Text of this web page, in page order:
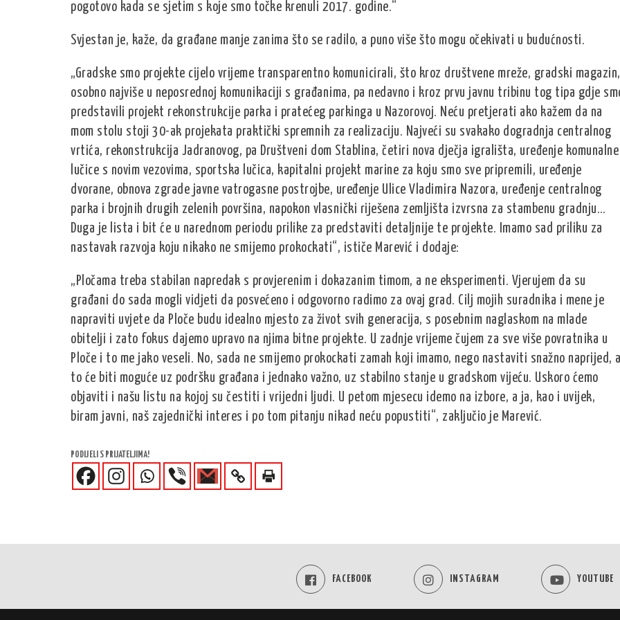
pogotovo kada se sjetim s koje smo točke krenuli 2017. godine.“
Svjestan je, kaže, da građane manje zanima što se radilo, a puno više što mogu očekivati u budućnosti.
„Gradske smo projekte cijelo vrijeme transparentno komunicirali, što kroz društvene mreže, gradski magazin,
osobno najviše u neposrednoj komunikaciji s građanima, pa nedavno i kroz prvu javnu tribinu tog tipa gdje
predstavili projekt rekonstrukcije parka i pratećeg parkinga u Nazorovoj. Neću pretjerati ako kažem da na
mom stolu stoji 30-ak projekata praktički spremnih za realizaciju. Najveći su svakako dogradnja centralnog
vrtića, rekonstrukcija Jadranovog, pa Društveni dom Stablina, četiri nova dječja igrališta, uređenje komunalne
lučice s novim vezovima, sportska lučica, kapitalni projekt marine za koju smo sve pripremili, uređenje
dvorane, obnova zgrade javne vatrogasne postrojbe, uređenje Ulice Vladimira Nazora, uređenje centralnog
parka i brojnih drugih zelenih površina, napokon vlasnički riješena zemljišta izvrsna za stambenu gradnju…
Duga je lista i bit će u narednom periodu prilike za predstaviti detaljnije te projekte. Imamo sad priliku za
nastavak razvoja koju nikako ne smijemo prokockati“, ističe Marević i dodaje:
„Pločama treba stabilan napredak s provjerenim i dokazanim timom, a ne eksperimenti. Vjerujem da su
građani do sada mogli vidjeti da posvećeno i odgovorno radimo za ovaj grad. Cilj mojih suradnika i mene je
napraviti uvjete da Ploče budu idealno mjesto za život svih generacija, s posebnim naglaskom na mlade
obitelji i zato fokus dajemo upravo na njima bitne projekte. U zadnje vrijeme čujem za sve više povratnika u
Ploče i to me jako veseli. No, sada ne smijemo prokockati zamah koji imamo, nego nastaviti snažno naprijed,
to će biti moguće uz podršku građana i jednako važno, uz stabilno stanje u gradskom vijeću. Uskoro ćemo
objaviti i našu listu na kojoj su čestiti i vrijedni ljudi. U petom mjesecu idemo na izbore, a ja, kao i uvijek,
biram javni, naš zajednički interes i po tom pitanju nikad neću popustiti“, zaključio je Marević.
PODIJELI S PRIJATELJIMA!
FACEBOOK INSTAGRAM YOUTUBE